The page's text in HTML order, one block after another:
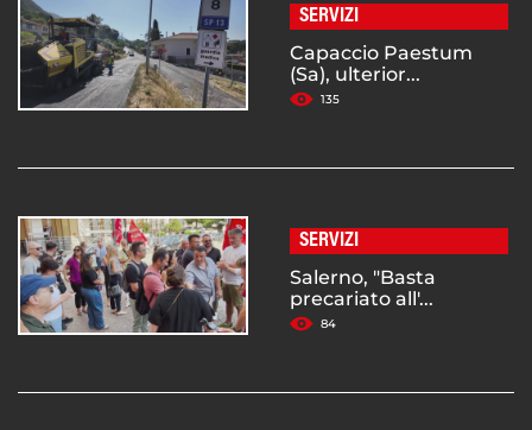
SERVIZI
Capaccio Paestum
(Sa), ulterior...
135
SERVIZI
Salerno, "Basta
precariato all'...
84